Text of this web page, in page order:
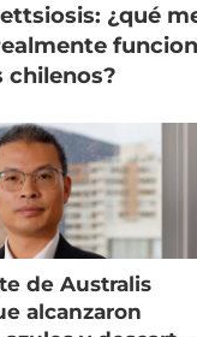
¿qué
chilenos?
de Australis
alcanzaron